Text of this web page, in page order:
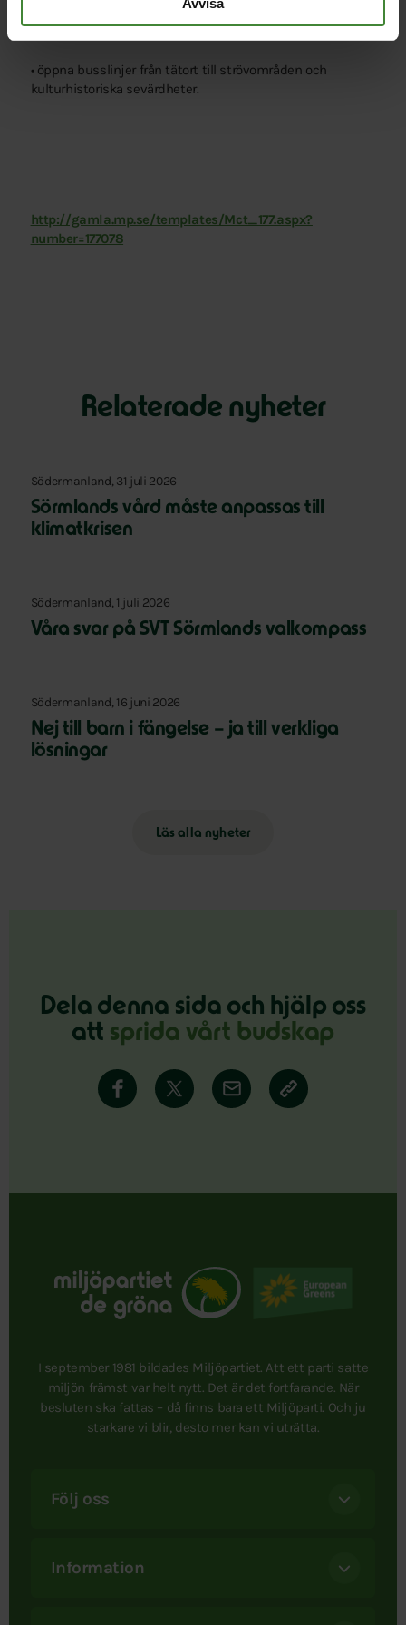
Avvisa
• förenkla biljettsystemet för resor mellan länen
• öppna busslinjer från tätort till strövområden och
kulturhistoriska sevärdheter.
http://gamla.mp.se/templates/Mct_177.aspx?
number=177078
Relaterade nyheter
Södermanland, 31 juli 2026
Sörmlands vård måste anpassas till
klimatkrisen
Södermanland, 1 juli 2026
Våra svar på SVT Sörmlands valkompass
Södermanland, 16 juni 2026
Nej till barn i fängelse – ja till verkliga
lösningar
Läs alla nyheter
Dela denna sida och hjälp oss
att sprida vårt budskap
I september 1981 bildades Miljöpartiet. Att ett parti satte
miljön främst var helt nytt. Det är det fortfarande. När
besluten ska fattas – då finns bara ett Miljöparti. Och ju
starkare vi blir, desto mer kan vi uträtta.
Följ oss
Information